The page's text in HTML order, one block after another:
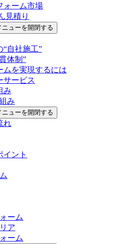
ォーム市場
見積り
ニューを開閉する
“自社施工”
体制”
ムを実現するには
サービス
み
み
ニューを開閉する
れ
イント
ーム
ア
ーム